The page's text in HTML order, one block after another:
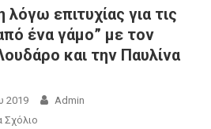
επιτυχίας για τις
ένα γάμο” με τον
και την Παυλίνα
2019
Admin
Σχόλιο